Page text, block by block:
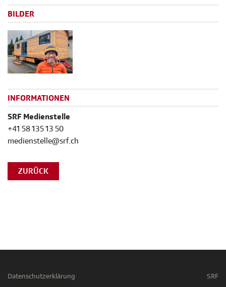
BILDER
INFORMATIONEN
SRF Medienstelle
+41 58 135 13 50
medienstelle@srf.ch
ZURÜCK
Datenschutzerklärung
SRF